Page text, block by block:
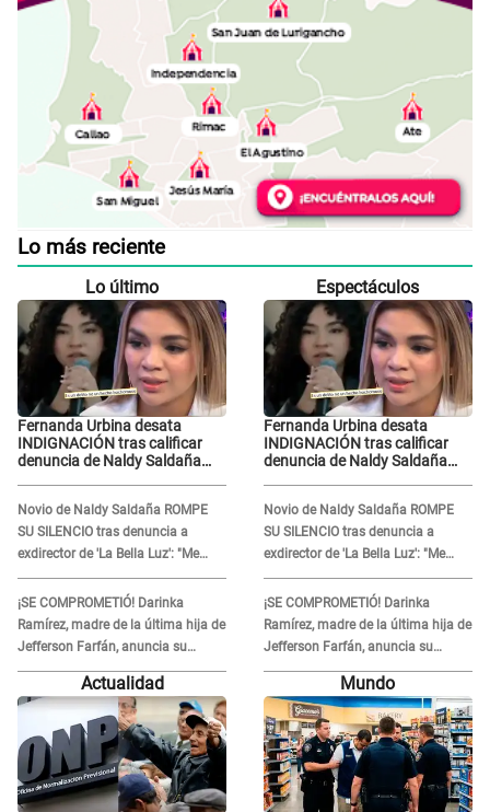
Lo más reciente
Lo último
Fernanda Urbina desata
INDIGNACIÓN tras calificar
denuncia de Naldy Saldaña
Novio de Naldy Saldaña ROMPE
SU SILENCIO tras denuncia a
exdirector de 'La Bella Luz': "Me
basta con que ella esté bien"
¡SE COMPROMETIÓ! Darinka
Ramírez, madre de la última hija de
Jefferson Farfán, anuncia su
compromiso: "Sí, para siempre"
Espectáculos
Fernanda Urbina desata
INDIGNACIÓN tras calificar
denuncia de Naldy Saldaña
Novio de Naldy Saldaña ROMPE
SU SILENCIO tras denuncia a
exdirector de 'La Bella Luz': "Me
basta con que ella esté bien"
¡SE COMPROMETIÓ! Darinka
Ramírez, madre de la última hija de
Jefferson Farfán, anuncia su
compromiso: "Sí, para siempre"
Actualidad Mundo